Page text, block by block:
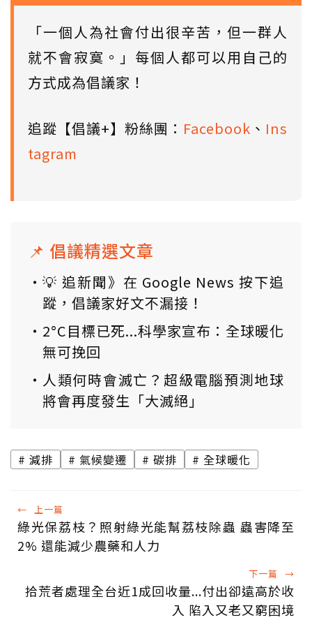
「一個人為社會付出很辛苦，但一群人
就不會寂寞。」每個人都可以用自己的
方式成為倡議家！
追蹤【倡議+】粉絲團： Facebook 、 Ins
tagram
📌 倡議精選文章
💡 追新聞》在 Google News 按下追
蹤，倡議家好文不漏接！
2°C目標已死...科學家宣布：全球暖化
無可挽回
人類何時會滅亡？超級電腦預測地球
將會再度發生「大滅絕」
減排 氣候變遷 碳排 全球暖化
← 上一篇
綠光保荔枝？照射綠光能幫荔枝除蟲 蟲害降至
2% 還能減少農藥和人力
下一篇 →
拾荒者處理全台近1成回收量...付出卻遠高於收
入 陷入又老又窮困境